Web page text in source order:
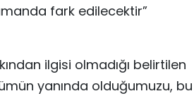
fark edilecektir”
ilgisi olmadığı belirtilen
yanında olduğumuzu, bu